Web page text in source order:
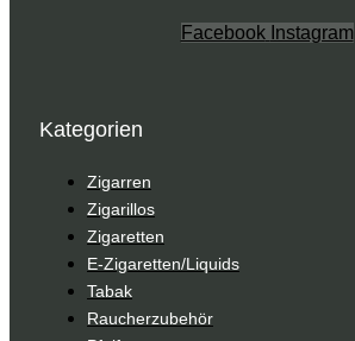
Facebook Instagram
Kategorien
Zigarren
Zigarillos
Zigaretten
E-Zigaretten/Liquids
Tabak
Raucherzubehör